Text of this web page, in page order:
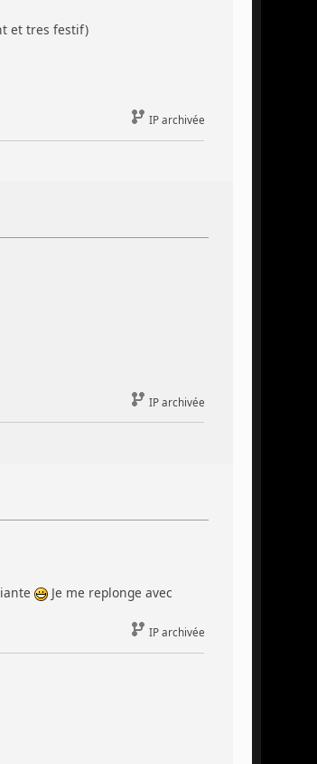
et tres festif)
IP archivée
IP archivée
Je me replonge avec
IP archivée